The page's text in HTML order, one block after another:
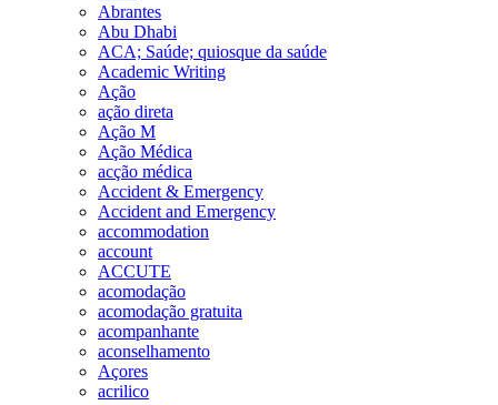
Abrantes
Abu Dhabi
ACA; Saúde; quiosque da saúde
Academic Writing
Ação
ação direta
Ação M
Ação Médica
acção médica
Accident & Emergency
Accident and Emergency
accommodation
account
ACCUTE
acomodação
acomodação gratuita
acompanhante
aconselhamento
Açores
acrilico